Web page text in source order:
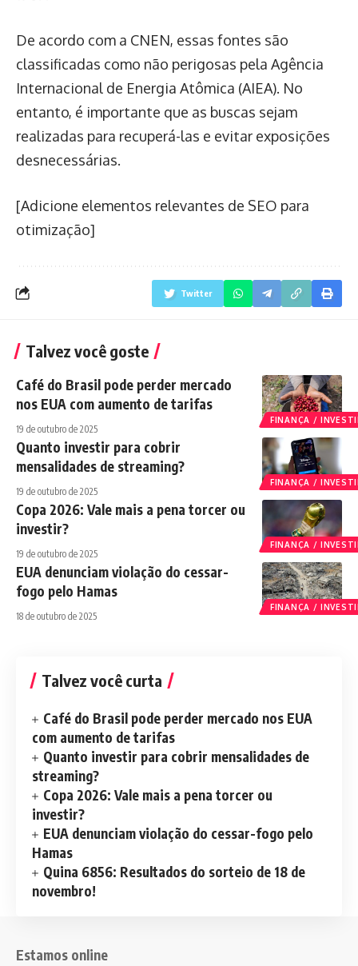
De acordo com a CNEN, essas fontes são
classificadas como não perigosas pela Agência
Internacional de Energia Atômica (AIEA). No
entanto, é importante que as buscas sejam
realizadas para recuperá-las e evitar exposições
desnecessárias.
[Adicione elementos relevantes de SEO para
otimização]
Twitter
Talvez você goste
FINANÇA /
Café do Brasil pode perder mercado
nos EUA com aumento de tarifas
19 de outubro de 2025
FINANÇA /
Quanto investir para cobrir
mensalidades de streaming?
19 de outubro de 2025
FINANÇA /
Copa 2026: Vale mais a pena torcer ou
investir?
19 de outubro de 2025
FINANÇA /
EUA denunciam violação do cessar-
fogo pelo Hamas
18 de outubro de 2025
Talvez você curta
Café do Brasil pode perder mercado nos EUA
com aumento de tarifas
Quanto investir para cobrir mensalidades de
streaming?
Copa 2026: Vale mais a pena torcer ou
investir?
EUA denunciam violação do cessar-fogo pelo
Hamas
Quina 6856: Resultados do sorteio de 18 de
novembro!
Estamos online